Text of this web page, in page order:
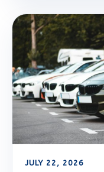
JULY 22, 2026